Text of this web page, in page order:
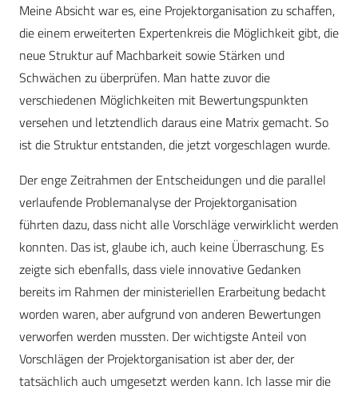
Meine Absicht war es, eine Projektorganisation zu schaffen,
die einem erweiterten Expertenkreis die Möglichkeit gibt, die
neue Struktur auf Machbarkeit sowie Stärken und
Schwächen zu überprüfen. Man hatte zuvor die
verschiedenen Möglichkeiten mit Bewertungspunkten
versehen und letztendlich daraus eine Matrix gemacht. So
ist die Struktur entstanden, die jetzt vorgeschlagen wurde.
Der enge Zeitrahmen der Entscheidungen und die parallel
verlaufende Problemanalyse der Projektorganisation
führten dazu, dass nicht alle Vorschläge verwirklicht werden
konnten. Das ist, glaube ich, auch keine Überraschung. Es
zeigte sich ebenfalls, dass viele innovative Gedanken
bereits im Rahmen der ministeriellen Erarbeitung bedacht
worden waren, aber aufgrund von anderen Bewertungen
verworfen werden mussten. Der wichtigste Anteil von
Vorschlägen der Projektorganisation ist aber der, der
tatsächlich auch umgesetzt werden kann. Ich lasse mir die